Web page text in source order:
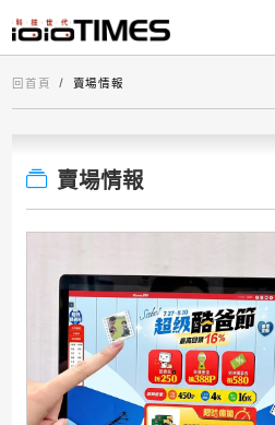
回首頁 賣場情報
賣場情報